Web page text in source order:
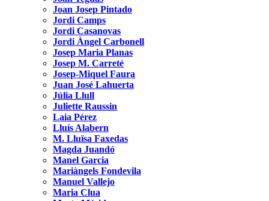
Joan Josep Pintado
Jordi Camps
Jordi Casanovas
Jordi Àngel Carbonell
Josep Maria Planas
Josep M. Carreté
Josep-Miquel Faura
Juan José Lahuerta
Júlia Llull
Juliette Raussin
Laia Pérez
Lluís Alabern
M. Lluïsa Faxedas
Magda Juandó
Manel Garcia
Mariàngels Fondevila
Manuel Vallejo
Maria Clua